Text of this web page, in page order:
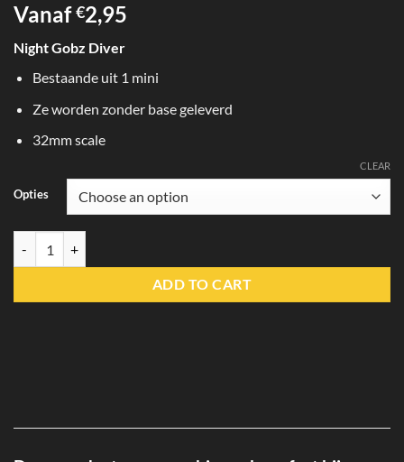
Vanaf€2,95
Night Gobz Diver
Bestaande uit 1 mini
Ze worden zonder base geleverd
32mm scale
Opties
CLEAR
ADD TO CART